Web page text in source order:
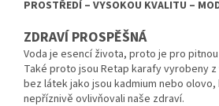
PROSTŘEDÍ – VYSOKOU KVALITU –
ZDRAVÍ PROSPĚŠNÁ
Voda je esencí života, proto je pro
Také proto jsou Retap karafy vyrobeny
bez látek jako jsou kadmium nebo
nepříznivě ovliv­ňovali naše zdraví.